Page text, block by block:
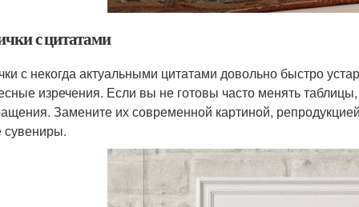
с цитатами
с некогда актуальными цитатами довольно быстро
изречения. Если вы не готовы часто менять
Замените их современной картиной,